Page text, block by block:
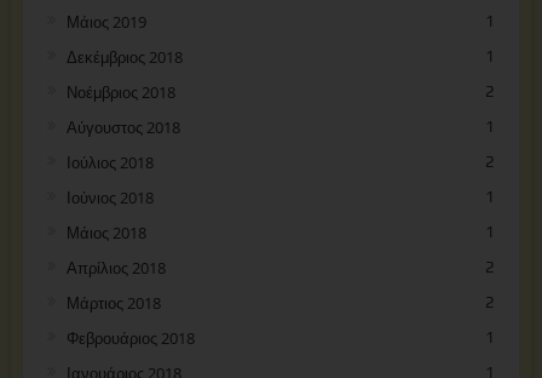
Μάιος 2019 1
Δεκέμβριος 2018 1
Νοέμβριος 2018 2
Αύγουστος 2018 1
Ιούλιος 2018 2
Ιούνιος 2018 1
Μάιος 2018 1
Απρίλιος 2018 2
Μάρτιος 2018 2
Φεβρουάριος 2018 1
Ιανουάριος 2018 1